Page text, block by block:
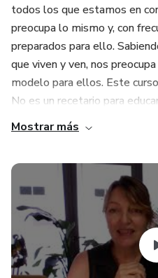
todos los que estamos en
preocupa lo mismo y, con
preparados para ello.
que viven y ven, nos
modelo para ellos. Este
No es un recetario para
Mostrar más